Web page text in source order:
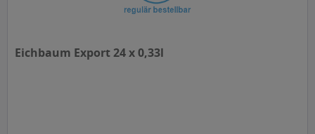
Eichbaum Export 24 x 0,33l